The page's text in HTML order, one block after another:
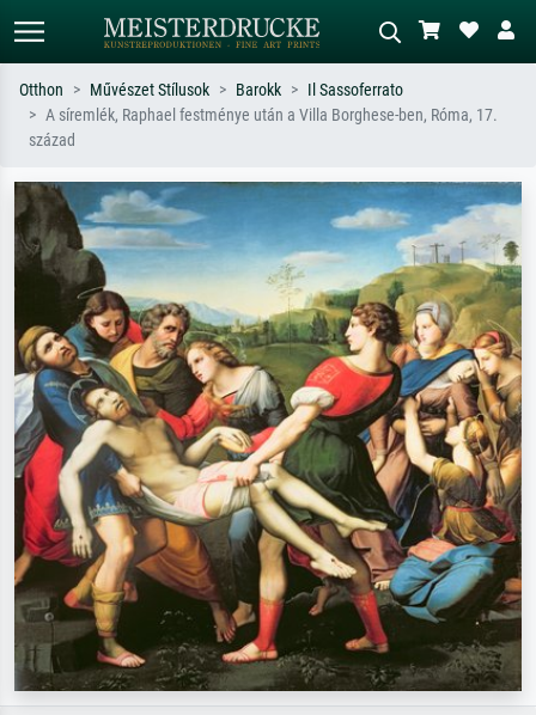
szerint – pl. Monet, Csillagos éj,
impresszionizmus, Hokusai-hullám,
akt.
piros absztrakt, sötét olajkép, álló akt
egy fa mellett.
Otthon Művészet Stílusok Barokk
Il Sassoferrato
A síremlék, Raphael festménye után a Villa Borghese-ben, Róma, 17.
század